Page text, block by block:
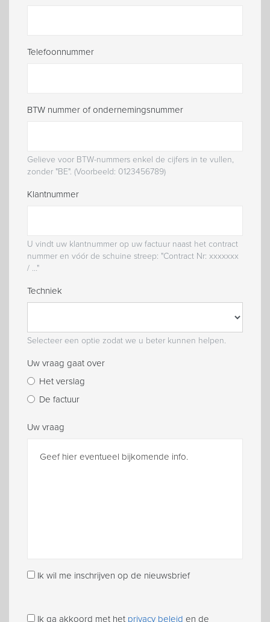
Telefoonnummer
BTW nummer of ondernemingsnummer
Gelieve voor BTW-nummers enkel de cijfers in te vullen,
zonder "BE". (Voorbeeld: 0123456789)
Klantnummer
U vindt uw klantnummer op uw factuur naast het contract
nummer en vóór de schuine streep: "Contract Nr: xxxxxxx
/ …"
Techniek
Selecteer een optie zodat we u beter kunnen helpen.
Uw vraag gaat over
Het verslag
De factuur
Uw vraag
Ik wil me inschrijven op de nieuwsbrief
Ik ga akkoord met het privacy beleid en de